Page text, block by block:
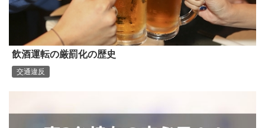
飲酒運転の厳罰化の歴史
交通違反